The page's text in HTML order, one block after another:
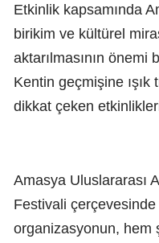
Etkinlik kapsamında
birikim ve kültürel
aktarılmasının önemi
Kentin geçmişine
dikkat çeken
Amasya Uluslararası
Festivali
organizasyonun, hem